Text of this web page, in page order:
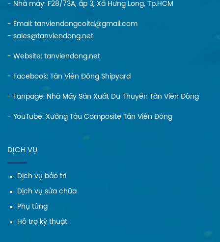
- Nhà máy: F28/73A, ấp 3, Xã Hưng Long, Tp.HCM
- Email: tanviendongcoltd@gmail.com
- sales@tanviendong.net
- Website: tanviendong.net
- Facebook: Tân Viễn Đông Shipyard
- Fanpage: Nhà Máy Sản Xuất Du Thuyền Tân Viễn Đông
- YouTube: Xưởng Tàu Composite Tân Viễn Đông
DỊCH VỤ
Dịch vụ bảo trì
Dịch vụ sửa chữa
Phụ tùng
Hỗ trợ kỹ thuật